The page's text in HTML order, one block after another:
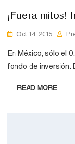
¡Fuera mitos!
Oct 14, 2015
En México, sólo el
fondo de inversión.
READ MORE